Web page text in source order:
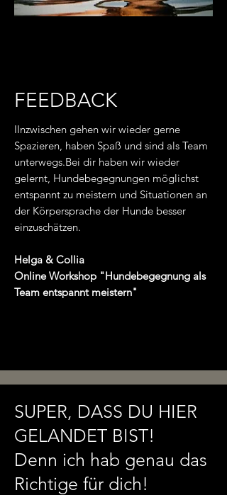
FEEDBACK
IInzwischen gehen wir wieder gerne
Spazieren, haben Spaß und sind als Team
unterwegs.Bei dir haben wir wieder
gelernt, Hundebegegnungen möglichst
entspannt zu meistern und Situationen an
der Körpersprache der Hunde besser
einzuschätzen.
Helga & Collia
Online Workshop "Hundebegegnung als
Team entspannt meistern"
SUPER, DASS DU HIER
GELANDET BIST!
Denn ich hab genau das
Richtige für dich!